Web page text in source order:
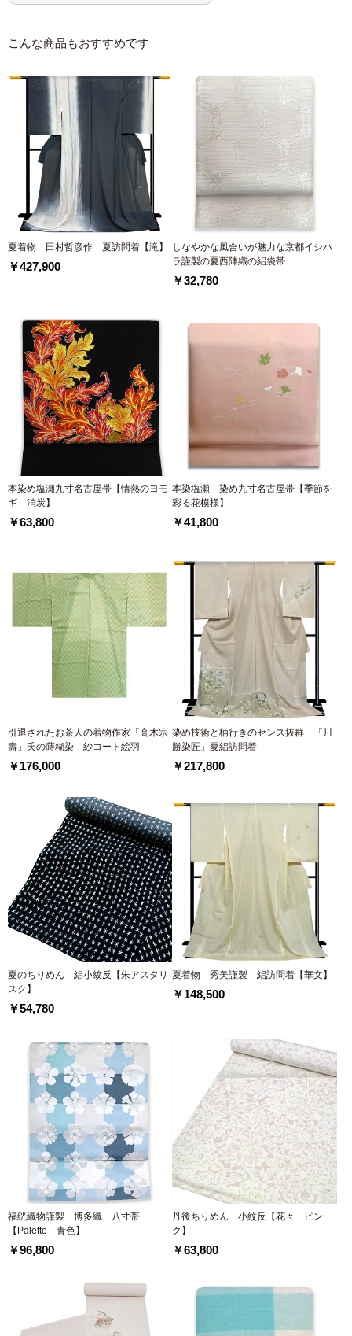
こんな商品もおすすめです
夏着物 田村哲彦作 夏訪問着【滝】
￥427,900
しなやかな風合いが魅力な京都イシハ
ラ謹製の夏西陣織の絽袋帯
￥32,780
本染め塩瀬九寸名古屋帯【情熱のヨモ
ギ 消炭】
￥63,800
本染塩瀬 染め九寸名古屋帯【季節を
彩る花模様】
￥41,800
引退されたお茶人の着物作家「高木宗
壽」氏の蒔糊染 紗コート絵羽
￥176,000
染め技術と柄行きのセンス抜群 「川
勝染匠」夏絽訪問着
￥217,800
夏のちりめん 絽小紋反【朱アスタリ
スク】
￥54,780
夏着物 秀美謹製 絽訪問着【華文】
￥148,500
福絖織物謹製 博多織 八寸帯
【Palette 青色】
￥96,800
丹後ちりめん 小紋反【花々 ピン
ク】
￥63,800